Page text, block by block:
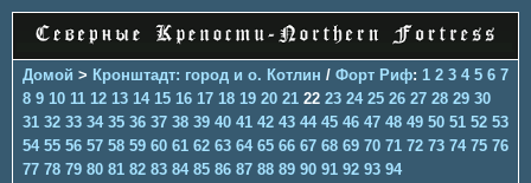
Домой > Кронштадт: город и о. Котлин / Форт Риф: 1 2 3 4 5 6 7
8 9 10 11 12 13 14 15 16 17 18 19 20 21 22 23 24 25 26 27 28 29 30
31 32 33 34 35 36 37 38 39 40 41 42 43 44 45 46 47 48 49 50 51 52 53
54 55 56 57 58 59 60 61 62 63 64 65 66 67 68 69 70 71 72 73 74 75 76
77 78 79 80 81 82 83 84 85 86 87 88 89 90 91 92 93 94